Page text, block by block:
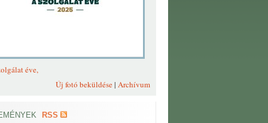
éve,
Új fotó beküldése| Archívum
RSS